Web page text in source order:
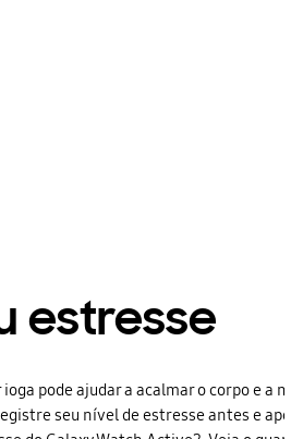
estresse
pode ajudar a acalmar o corpo e a
seu nível de estresse antes e